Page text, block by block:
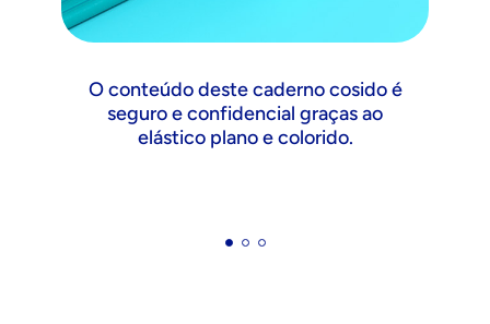
O conteúdo deste caderno cosido é
seguro e confidencial graças ao
elástico plano e colorido.